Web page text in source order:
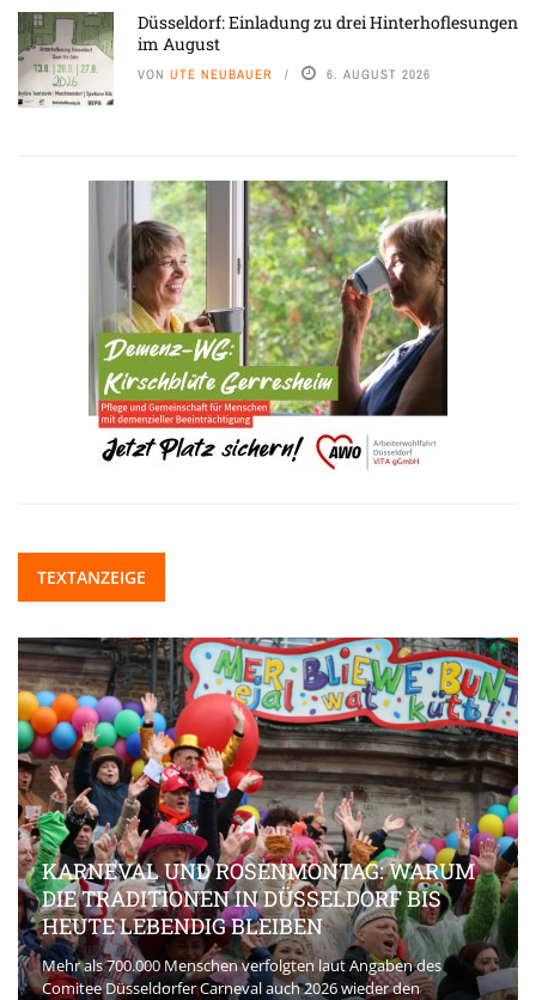
Düsseldorf: Einladung zu drei Hinterhoflesungen
im August
VON UTE NEUBAUER 6. AUGUST 2026
TEXTANZEIGE
KARNEVAL UND ROSENMONTAG: WARUM
DIE TRADITIONEN IN DÜSSELDORF BIS
HEUTE LEBENDIG BLEIBEN
Mehr als 700.000 Menschen verfolgten laut Angaben des
Comitee Düsseldorfer Carneval auch 2026 wieder den